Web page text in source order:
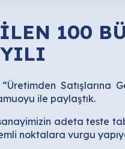
100
Satışlarına
ile paylaştık.
adeta teste
noktalara vurgu